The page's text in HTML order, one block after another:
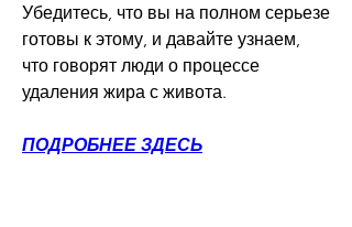
Убедитесь, что вы на полном серьезе
готовы к этому, и давайте узнаем,
что говорят люди о процессе
удаления жира с живота.
ПОДРОБНЕЕ ЗДЕСЬ